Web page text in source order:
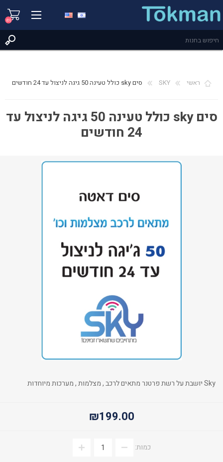
(0)
ראשי SKY סים sky כולל טעינה 50 גיגה לניצול עד 24 חודשים
סים sky כולל טעינה 50 גיגה לניצול עד
24 חודשים
Sky יושבת על רשת פרטנר מתאים לרכב , מצלמות , מערכות מיוחדות
₪199.00
כמות: